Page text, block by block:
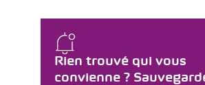
Rien trouvé qui vous
convienne ?